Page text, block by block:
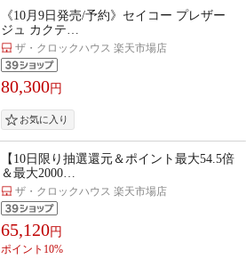
《10月9日発売/予約》セイコー プレザー
ジュ カクテ…
ザ・クロックハウス 楽天市場店
80,300円
【10日限り抽選還元＆ポイント最大54.5倍
＆最大2000…
ザ・クロックハウス 楽天市場店
65,120円
ポイント10%